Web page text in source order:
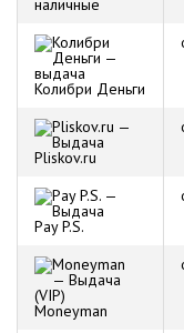
наличные
Колибри Деньги
Pliskov.ru
Pay P.S.
Moneyman